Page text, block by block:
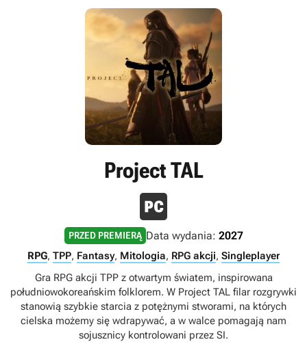
Project TAL
PRZED PREMIERĄ Data wydania: 2027
RPG, TPP, Fantasy, Mitologia, RPG akcji, Singleplayer
Gra RPG akcji TPP z otwartym światem, inspirowana
południowokoreańskim folklorem. W Project TAL filar rozgrywki
stanowią szybkie starcia z potężnymi stworami, na których
cielska możemy się wdrapywać, a w walce pomagają nam
sojusznicy kontrolowani przez SI.